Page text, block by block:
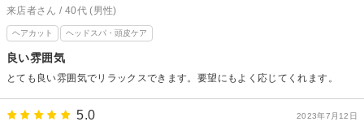
来店者さん / 40代 (男性)
ヘアカット ヘッドスパ・頭皮ケア
良い雰囲気
とても良い雰囲気でリラックスできます。要望にもよく応じてくれます。
2023年7月12日
5.0